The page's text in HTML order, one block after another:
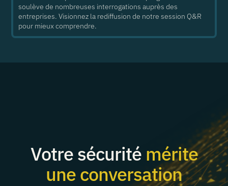
soulève de nombreuses interrogations auprès des
entreprises. Visionnez la rediffusion de notre session Q&R
pour mieux comprendre.
Votre sécurité mérite
une conversation